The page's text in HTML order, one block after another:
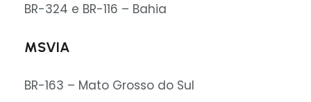
BR-324 e BR-116 – Bahia
MSVIA
BR-163 – Mato Grosso do Sul